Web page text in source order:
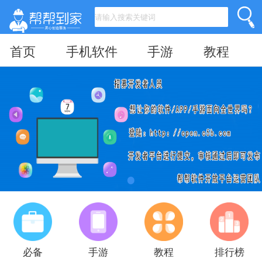
首页 手机软件 手游 教程
必备 手游 教程 排行榜